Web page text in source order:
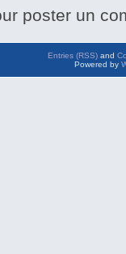
poster un
Entries (RSS) and
Powered by